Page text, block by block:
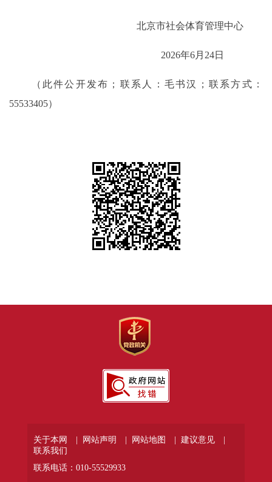
北京市社会体育管理中心
2026年6月24日
（此件公开发布；联系人：毛书汉；联系方式：
55533405）
关于本网 | 网站声明 | 网站地图 |
建议意见 |
联系我们
联系电话：010-55529933